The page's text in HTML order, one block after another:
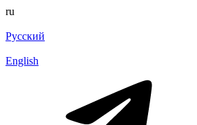
ru
Русский
English